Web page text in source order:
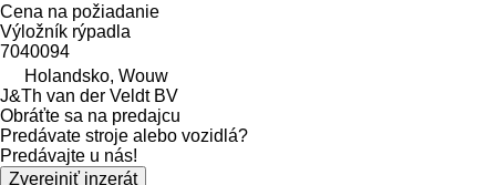
Cena na požiadanie
Výložník rýpadla
7040094
Holandsko, Wouw
J&Th van der Veldt BV
Obráťte sa na predajcu
Predávate stroje alebo vozidlá?
Predávajte u nás!
Zverejniť inzerát